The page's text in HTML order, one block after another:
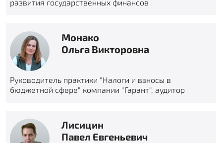
развития государственных финансов
Монако
Ольга Викторовна
Руководитель практики "Налоги и взносы в
бюджетной сфере" компании "Гарант", аудитор
Лисицин
Павел Евгеньевич